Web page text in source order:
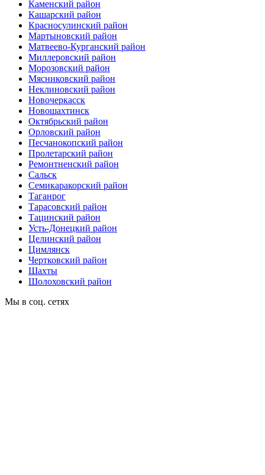
Каменский район
Кашарский район
Красносулинский район
Мартыновский район
Матвеево-Курганский район
Миллеровский район
Морозовский район
Мясниковский район
Неклиновский район
Новочеркасск
Новошахтинск
Октябрьский район
Орловский район
Песчанокопский район
Пролетарский район
Ремонтненский район
Сальск
Семикаракорский район
Таганрог
Тарасовский район
Тацинский район
Усть-Донецкий район
Целинский район
Цимлянск
Чертковский район
Шахты
Шолоховский район
Мы в соц. сетях